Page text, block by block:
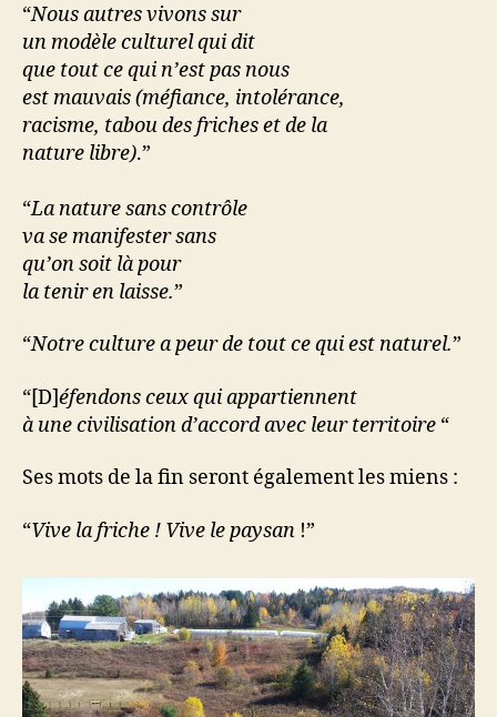
“Nous autres vivons sur
un modèle culturel qui dit
que tout ce qui n’est pas nous
est mauvais (méfiance, intolérance,
racisme, tabou des friches et de la
nature libre).”
“La nature sans contrôle
va se manifester sans
qu’on soit là pour
la tenir en laisse.”
“Notre culture a peur de tout ce qui est naturel.”
“[D]éfendons ceux qui appartiennent
à une civilisation d’accord avec leur territoire “
Ses mots de la fin seront également les miens :
“Vive la friche ! Vive le paysan !”